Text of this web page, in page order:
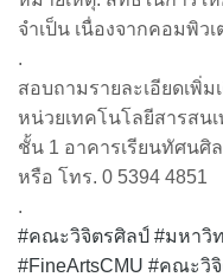
จำเป็น เนื่องจากคอมพิว
.
สอบถามรายละเอียดเพิ่ม
หน่วยเทคโนโลยีสารสน
ชั้น 1 อาคารเรียนทัศนศิ
หรือ โทร. 0 5394 4851
.
#คณะวิจิตรศิลป์ #มหาวิ
#FineArtsCMU #คณะวิ